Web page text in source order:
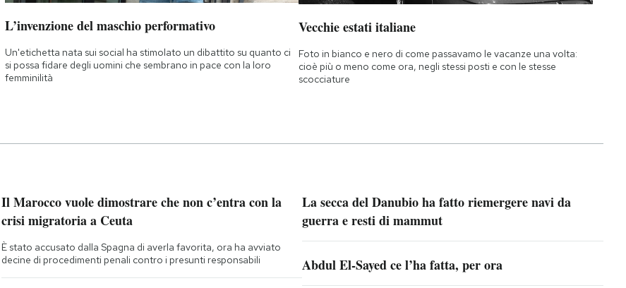
L’invenzione del maschio performativo
Un'etichetta nata sui social ha stimolato un dibattito su quanto ci
si possa fidare degli uomini che sembrano in pace con la loro
femminilità
Vecchie estati italiane
Foto in bianco e nero di come passavamo le vacanze una volta:
cioè più o meno come ora, negli stessi posti e con le stesse
scocciature
Il Marocco vuole dimostrare che non c’entra con la
crisi migratoria a Ceuta
È stato accusato dalla Spagna di averla favorita, ora ha avviato
decine di procedimenti penali contro i presunti responsabili
La secca del Danubio ha fatto riemergere navi da
guerra e resti di mammut
Abdul El-Sayed ce l’ha fatta, per ora